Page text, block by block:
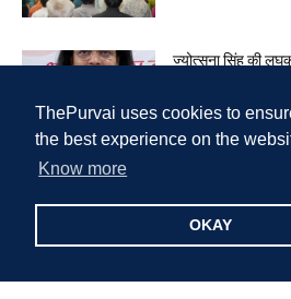
ThePurvai uses cookies to
the best experience on the
Know more
OKAY
ज्योत्सना सिंह की
भारत में आरक्षण
समकालीन चुनौतियाँ
August 8, 2026